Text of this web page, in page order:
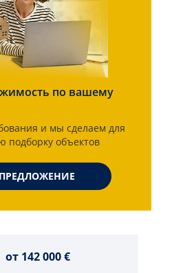
по вашему
и мы сделаем для
подборку объектов
от 142 000 €